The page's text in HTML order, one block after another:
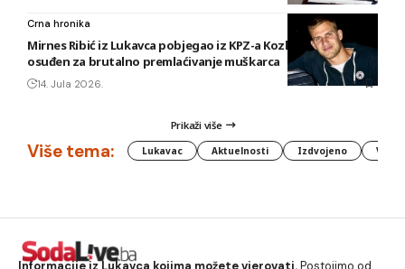
Crna hronika
Mirnes Ribić iz Lukavca pobjegao iz KPZ-a Kozlovac u Tuzli,
osuđen za brutalno premlaćivanje muškarca
14. Jula 2026.
Prikaži više
Više tema: Lukavac Aktuelnosti Izdvojeno
Informacije iz Lukavca kojima možete vjerovati.Postojimo od